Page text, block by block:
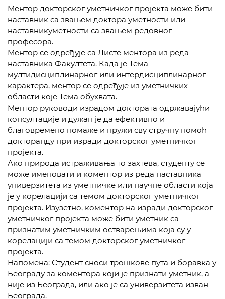
Ментор докторског уметничког пројекта може бити
наставник са звањем доктора уметности или
наставникуметности са звањем редовног
професора.
Ментор се одређује са Листе ментора из реда
наставника Факултета. Када је Тема
мултидисциплинарног или интердисциплинарног
карактера, ментор се одређује из уметничких
области које Тема обухвата.
Ментор руководи израдом доктората одржавајући
консултације и дужан је да ефективно и
благовремено помаже и пружи сву стручну помоћ
докторанду при изради докторског уметничког
пројекта.
Ако природа истраживања то захтева, студенту се
може именовати и коментор из реда наставника
универзитета из уметничке или научне области која
је у корелацији са темом докторског уметничког
пројекта. Изузетно, коментор на изради докторског
уметничког пројекта може бити уметник са
признатим уметничким остварењима која су у
корелацији са темом докторског уметничког
пројекта.
Напомена: Студент сноси трошкове пута и боравка у
Београду за коментора који је признати уметник, а
није из Београда, или ако је са универзитета изван
Београда.